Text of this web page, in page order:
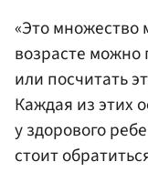
«Это множество
возрасте можно
или посчитать
Каждая из этих
у здорового
стоит